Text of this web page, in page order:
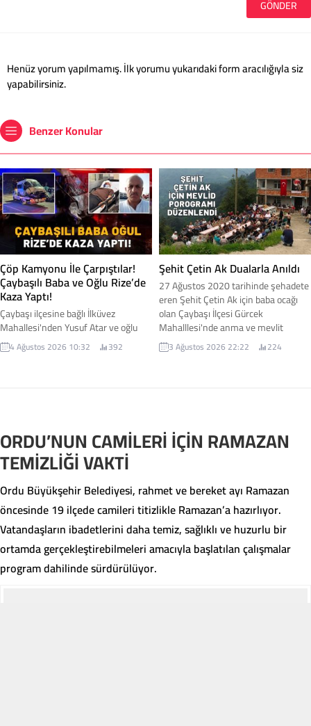
Henüz yorum yapılmamış. İlk yorumu yukarıdaki form aracılığıyla siz
yapabilirsiniz.
Benzer Konular
Çöp Kamyonu İle Çarpıştılar!
Çaybaşılı Baba ve Oğlu Rize’de
Kaza Yaptı!
Çaybaşı ilçesine bağlı İlküvez
Mahallesi'nden Yusuf Atar ve oğlu
Okan Atar, Rize'de geçirdikleri trafik
kazasında yaralandı. Baba ve oğlunun
4 Ağustos 2026 10:32 392
Şehit Çetin Ak Dualarla Anıldı
27 Ağustos 2020 tarihinde şehadete
eren Şehit Çetin Ak için baba ocağı
olan Çaybaşı İlçesi Gürcek
Mahalllesi'nde anma ve mevlit
programı düzenlendi. Programa ilçe
protokolünün yanı sıra bölge halkı ve
3 Ağustos 2026 22:22 224
ORDU’NUN CAMİLERİ İÇİN RAMAZAN
TEMİZLİĞİ VAKTİ
Ordu Büyükşehir Belediyesi, rahmet ve bereket ayı Ramazan
öncesinde 19 ilçede camileri titizlikle Ramazan’a hazırlıyor.
Vatandaşların ibadetlerini daha temiz, sağlıklı ve huzurlu bir
ortamda gerçekleştirebilmeleri amacıyla başlatılan çalışmalar
program dahilinde sürdürülüyor.